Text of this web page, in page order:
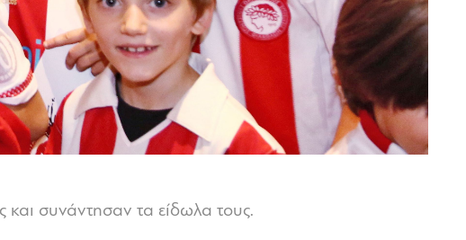
και συνάντησαν τα είδωλα τους.